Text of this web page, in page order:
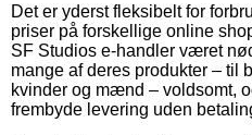
Det er yderst fleksibelt for
priser på forskellige online
SF Studios e-handler været
mange af deres produkter – til
kvinder og mænd – voldsomt,
frembyde levering uden